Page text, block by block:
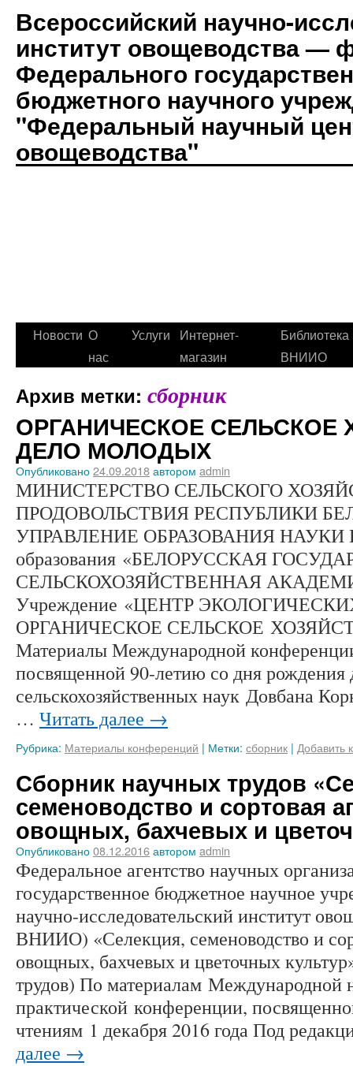
Всероссийский научно-
институт овощеводства —
Федерального
бюджетного научного
"Федеральный научный
овощеводства"
Новости О
нас
Услуги
Интернет-
магазин
Библиотека
ВНИИО
Архив метки: сборник
ОРГАНИЧЕСКОЕ СЕЛЬСКОЕ
ДЕЛО МОЛОДЫХ
Опубликовано24.09.2018автором admin
МИНИСТЕРСТВО СЕЛЬСКОГО
ПРОДОВОЛЬСТВИЯ РЕСПУБЛИКИ
УПРАВЛЕНИЕ ОБРАЗОВАНИЯ НАУКИ
образования «БЕЛОРУССКАЯ
СЕЛЬСКОХОЗЯЙСТВЕННАЯ
Учреждение «ЦЕНТР
ОРГАНИЧЕСКОЕ СЕЛЬСКОЕ
Материалы Международной
посвященной 90-летию со дня рождения
сельскохозяйственных наук Довбана
… Читать далее →
Рубрика: Материалы конференций | Метки: сборник | Добавить
Сборник научных трудов
семеноводство и сортовая
овощных, бахчевых и
Опубликовано08.12.2016автором admin
Федеральное агентство научных
государственное бюджетное научное
научно-исследовательский институт
ВНИИО) «Селекция, семеноводство и
овощных, бахчевых и цветочных
трудов) По материалам Международной
практической конференции,
чтениям 1 декабря 2016 года Под
далее →